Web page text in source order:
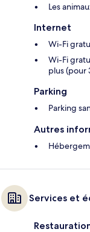
Les
Internet
Wi-Fi
Wi-Fi
plus (pour
Parking
Parking
Autres
Services et